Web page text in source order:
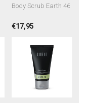
Body Scrub Earth 46
€17,95